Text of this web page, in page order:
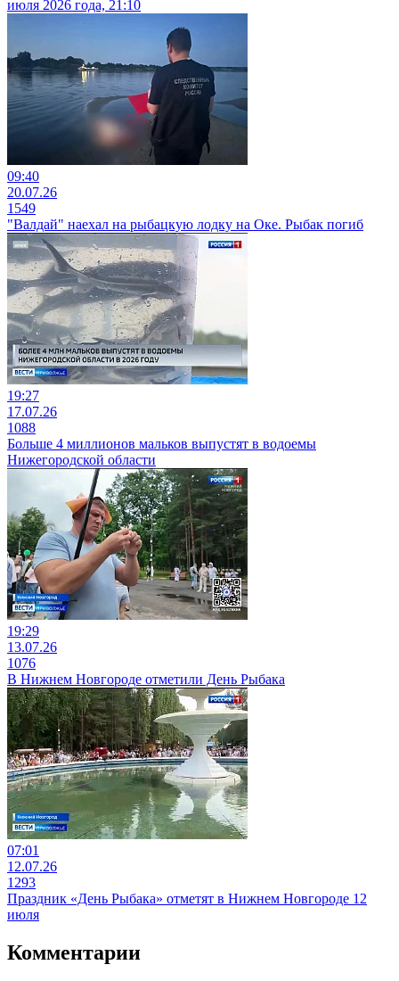
июля 2026 года, 21:10
09:40
20.07.26
1549
"Валдай" наехал на рыбацкую лодку на Оке. Рыбак погиб
19:27
17.07.26
1088
Больше 4 миллионов мальков выпустят в водоемы
Нижегородской области
19:29
13.07.26
1076
В Нижнем Новгороде отметили День Рыбака
07:01
12.07.26
1293
Праздник «День Рыбака» отметят в Нижнем Новгороде 12
июля
Комментарии